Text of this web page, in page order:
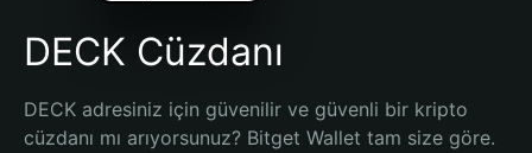
DECK Cüzdanı
DECK adresiniz için güvenilir ve güvenli bir kripto
cüzdanı mı arıyorsunuz? Bitget Wallet tam size göre.